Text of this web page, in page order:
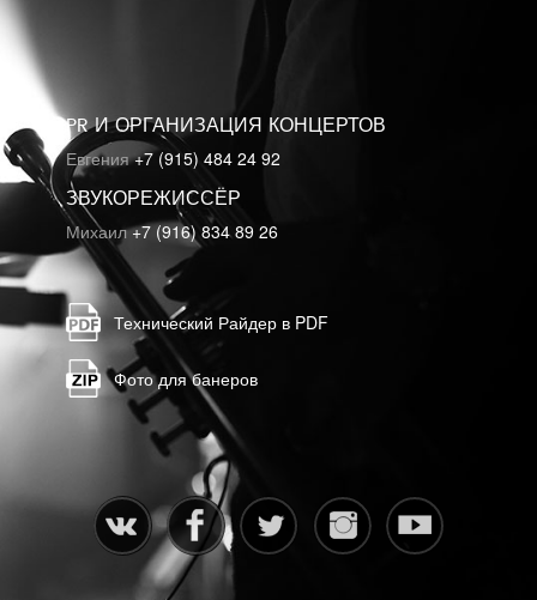
PR И ОРГАНИЗАЦИЯ КОНЦЕРТОВ
Евгения+7 (915) 484 24 92
ЗВУКОРЕЖИССЁР
Михаил+7 (916) 834 89 26
Технический Райдер в PDF
Фото для банеров